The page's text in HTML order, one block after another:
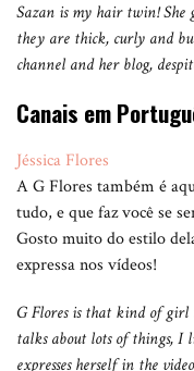
Sazan is my hair twin!
they are thick, curly and
channel and her blog,
Canais em
Jéssica Flores
A G Flores também é
tudo, e que faz você se
Gosto muito do estilo
expressa nos vídeos!
G Flores is that kind of
talks about lots of things, I
expresses herself in the